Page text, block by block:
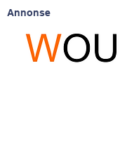
Annonse